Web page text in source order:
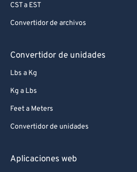
CST a EST
Convertidor de archivos
Convertidor de unidades
Lbs a Kg
Kg a Lbs
Feet a Meters
Convertidor de unidades
Aplicaciones web